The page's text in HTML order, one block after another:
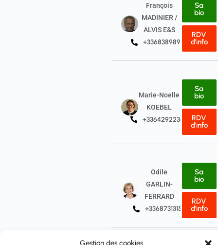
Gestion des cookies
François
MADINIER /
ALVIS E&S
+33683898933
Sa
bio
RDV
d'info
Marie-Noelle
KOEBEL
+33642922368
Sa
bio
RDV
d'info
Odile
GARLIN-
FERRARD
+33687313154
Sa
bio
RDV
d'info